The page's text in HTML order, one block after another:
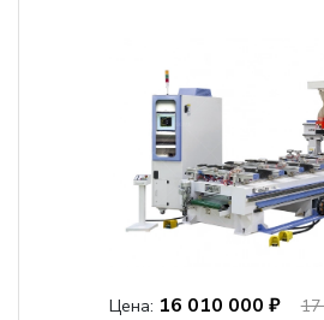
Цена: 16 010 000 ₽
17